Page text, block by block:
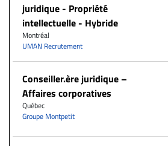
juridique - Propriété
intellectuelle - Hybride
Montréal
UMAN Recrutement
Conseiller.ère juridique –
Affaires corporatives
Québec
Groupe Montpetit